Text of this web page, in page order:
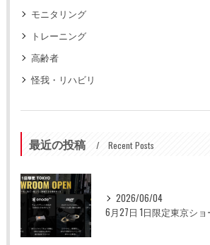
モニタリング
トレーニング
高齢者
怪我・リハビリ
最近の投稿 Recent Posts
2026/06/04